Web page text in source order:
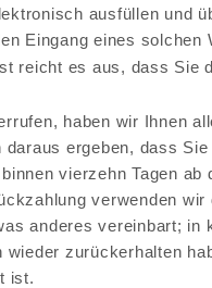
ausfüllen und
Eingang eines solchen
reicht es aus, dass Sie
haben wir Ihnen
ergeben, dass
vierzehn Tagen
verwenden
anderes vereinbart;
zurückerhalten
ist.